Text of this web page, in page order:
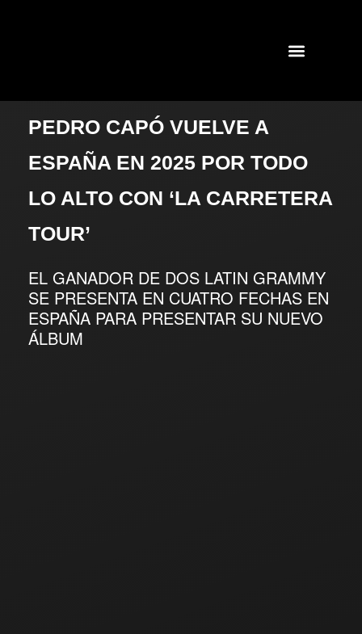
PEDRO CAPÓ VUELVE A
ESPAÑA EN 2025 POR TODO
LO ALTO CON ‘LA CARRETERA
TOUR’
EL GANADOR DE DOS LATIN GRAMMY
SE PRESENTA EN CUATRO FECHAS EN
ESPAÑA PARA PRESENTAR SU NUEVO
ÁLBUM